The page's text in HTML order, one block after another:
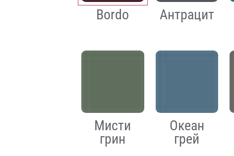
Bordo Антрацит
Мисти
грин
Океан
грей